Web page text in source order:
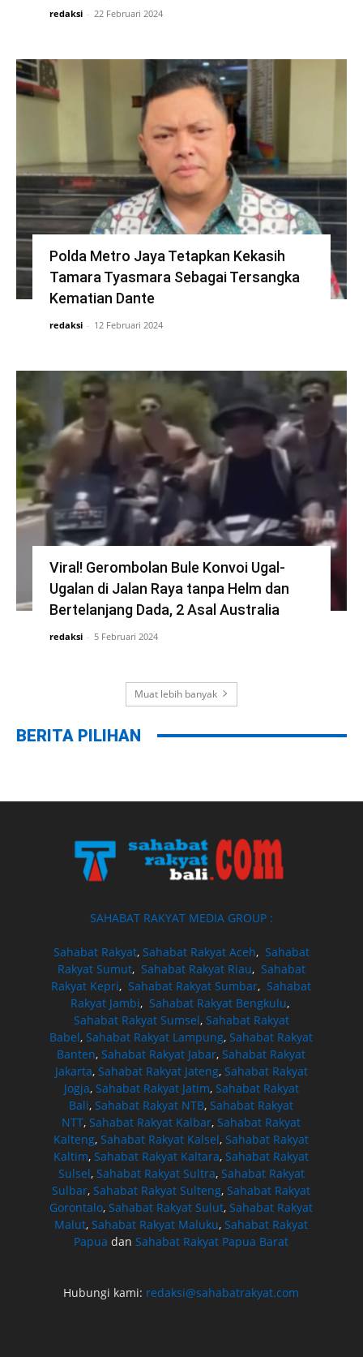
redaksi - 22 Februari 2024
Polda Metro Jaya Tetapkan Kekasih
Tamara Tyasmara Sebagai Tersangka
Kematian Dante
redaksi - 12 Februari 2024
Viral! Gerombolan Bule Konvoi Ugal-
Ugalan di Jalan Raya tanpa Helm dan
Bertelanjang Dada, 2 Asal Australia
redaksi - 5 Februari 2024
Muat lebih banyak
BERITA PILIHAN
SAHABAT RAKYAT MEDIA GROUP :
Sahabat Rakyat, Sahabat Rakyat Aceh, Sahabat
Rakyat Sumut, Sahabat Rakyat Riau, Sahabat
Rakyat Kepri,Sahabat Rakyat Sumbar,Sahabat
Rakyat Jambi, Sahabat Rakyat Bengkulu,
Sahabat Rakyat Sumsel, Sahabat Rakyat
Babel,Sahabat Rakyat Lampung,Sahabat Rakyat
Banten,Sahabat Rakyat Jabar,Sahabat Rakyat
Jakarta, Sahabat Rakyat Jateng, Sahabat Rakyat
Jogja, Sahabat Rakyat Jatim, Sahabat Rakyat
Bali,Sahabat Rakyat NTB,Sahabat Rakyat
NTT,Sahabat Rakyat Kalbar,Sahabat Rakyat
Kalteng,Sahabat Rakyat Kalsel,Sahabat Rakyat
Kaltim,Sahabat Rakyat Kaltara,Sahabat Rakyat
Sulsel, Sahabat Rakyat Sultra, Sahabat Rakyat
Sulbar,Sahabat Rakyat Sulteng,Sahabat Rakyat
Gorontalo,Sahabat Rakyat Sulut,Sahabat Rakyat
Malut,Sahabat Rakyat Maluku,Sahabat Rakyat
Papua danSahabat Rakyat Papua Barat
Hubungi kami: redaksi@sahabatrakyat.com